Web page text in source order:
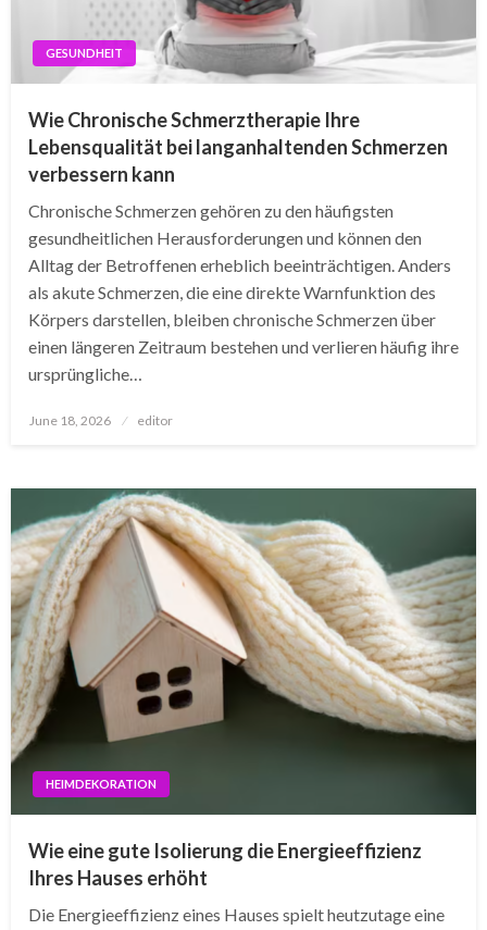
GESUNDHEIT
Wie Chronische Schmerztherapie Ihre
Lebensqualität bei langanhaltenden Schmerzen
verbessern kann
Chronische Schmerzen gehören zu den häufigsten
gesundheitlichen Herausforderungen und können den
Alltag der Betroffenen erheblich beeinträchtigen. Anders
als akute Schmerzen, die eine direkte Warnfunktion des
Körpers darstellen, bleiben chronische Schmerzen über
einen längeren Zeitraum bestehen und verlieren häufig ihre
ursprüngliche…
Posted
June 18, 2026 editor
HEIMDEKORATION
Wie eine gute Isolierung die Energieeffizienz
Ihres Hauses erhöht
Die Energieeffizienz eines Hauses spielt heutzutage eine